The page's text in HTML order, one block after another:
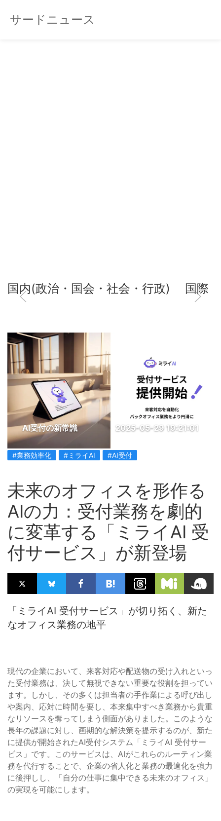
サードニュース
国内(政治・国会・社会・行政) 国際
AI受付の新常識 2025-05-29 19:21:01
#業務効率化 #ミライAI #AI受付
未来のオフィスを形作る
AIの力：受付業務を劇的
に変革する「ミライAI 受
付サービス」が新登場
「ミライAI 受付サービス」が切り拓く、新た
なオフィス業務の地平
現代の企業において、来客対応や配送物の受け入れといっ
た受付業務は、決して無視できない重要な役割を担ってい
ます。しかし、その多くは担当者の手作業による呼び出し
や案内、応対に時間を要し、本来集中すべき業務から貴重
なリソースを奪ってしまう側面がありました。このような
長年の課題に対し、画期的な解決策を提示するのが、新た
に提供が開始されたAI受付システム「ミライAI 受付サー
ビス」です。このサービスは、AIがこれらのルーティン業
務を代行することで、企業の省人化と業務の最適化を強力
に後押しし、「自分の仕事に集中できる未来のオフィス」
の実現を可能にします。